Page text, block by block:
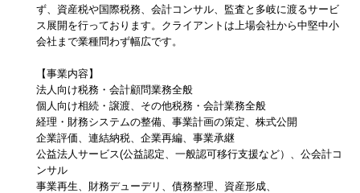
ず、資産税や国際税務、会計コンサル、監査と多岐に渡るサービ
ス展開を行っております。クライアントは上場会社から中堅中小
会社まで業種問わず幅広です。
【事業内容】
法人向け税務・会計顧問業務全般
個人向け相続・譲渡、その他税務・会計業務全般
経理・財務システムの整備、事業計画の策定、株式公開
企業評価、連結納税、企業再編、事業承継
公益法人サービス(公益認定、一般認可移行支援など）、公会計コ
ンサル
事業再生、財務デューデリ、債務整理、資産形成、